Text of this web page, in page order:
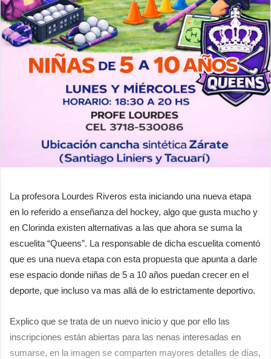
La profesora Lourdes Riveros esta iniciando una nueva etapa
en lo referido a enseñanza del hockey, algo que gusta mucho y
en Clorinda existen alternativas a las que ahora se suma la
escuelita “Queens”. La responsable de dicha escuelita comentó
que es una nueva etapa con esta propuesta que apunta a darle
ese espacio donde niñas de 5 a 10 años puedan crecer en el
deporte, que incluso va mas allá de lo estrictamente deportivo.
Explico que se trata de un nuevo inicio y que por ello las
inscripciones están abiertas para las nenas interesadas en
sumarse, en la imagen se comparten mayores detalles de días,